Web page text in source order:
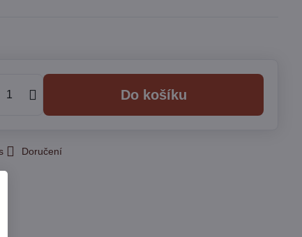
Do košíku
Doručení